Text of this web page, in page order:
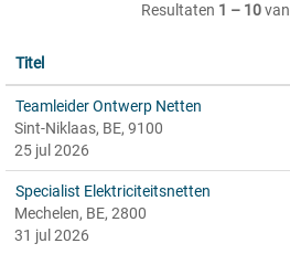
Resultaten 1 – 10van
Titel
Teamleider Ontwerp Netten
Sint-Niklaas, BE, 9100
25 jul 2026
Specialist Elektriciteitsnetten
Mechelen, BE, 2800
31 jul 2026